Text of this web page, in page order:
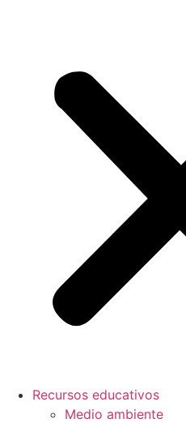
Recursos educativos
Medio ambiente